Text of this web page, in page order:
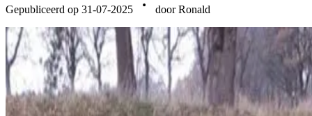
Gepubliceerd op 31-07-2025 door Ronald